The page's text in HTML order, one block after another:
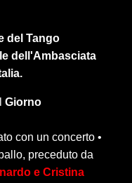
del Tango
dell'Ambasciata
Giorno
con un concerto •
preceduto da
e Cristina